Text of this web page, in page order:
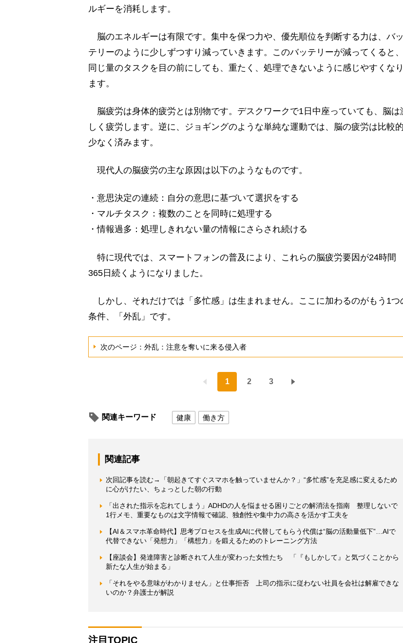
ルギーを消耗します。
脳のエネルギーは有限です。集中を保つ力や、優先順位を判断する力は、バッ
テリーのように少しずつすり減っていきます。このバッテリーが減ってくると、
同じ量のタスクを目の前にしても、重たく、処理できないように感じやすくなり
ます。
脳疲労は身体的疲労とは別物です。デスクワークで1日中座っていても、脳は
しく疲労します。逆に、ジョギングのような単純な運動では、脳の疲労は比較的
少なく済みます。
現代人の脳疲労の主な原因は以下のようなものです。
・意思決定の連続：自分の意思に基づいて選択をする
・マルチタスク：複数のことを同時に処理する
・情報過多：処理しきれない量の情報にさらされ続ける
特に現代では、スマートフォンの普及により、これらの脳疲労要因が24時間
365日続くようになりました。
しかし、それだけでは「多忙感」は生まれません。ここに加わるのがもう1つ
条件、「外乱」です。
次のページ：外乱：注意を奪いに来る侵入者
1 2 3
関連キーワード 健康 働き方
関連記事
次回記事を読む→「朝起きてすぐスマホを触っていませんか？」“多忙感”を充足感に変えるため
に心がけたい、ちょっとした朝の行動
「出された指示を忘れてしまう」ADHDの人を悩ませる困りごとの解消法を指南 整理しないで
1行メモ、重要なものは文字情報で確認、独創性や集中力の高さを活かす工夫を
【AI＆スマホ革命時代】思考プロセスを生成AIに代替してもらう代償は“脳の活動量低下”…AIで
代替できない「発想力」「構想力」を鍛えるためのトレーニング方法
【座談会】発達障害と診断されて人生が変わった女性たち 「『もしかして』と気づくことから
新たな人生が始まる」
「それをやる意味がわかりません」と仕事拒否 上司の指示に従わない社員を会社は解雇できな
いのか？弁護士が解説
注目TOPIC